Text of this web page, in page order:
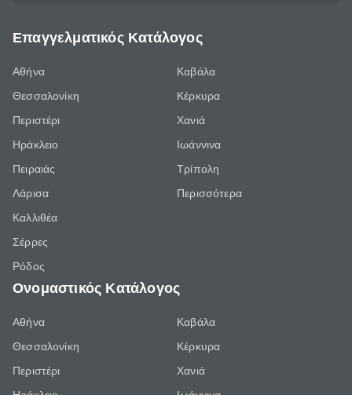
Επαγγελματικός Κατάλογος
Αθήνα
Θεσσαλονίκη
Περιστέρι
Ηράκλειο
Πειραιάς
Λάρισα
Καλλιθέα
Σέρρες
Ρόδος
Καβάλα
Κέρκυρα
Χανιά
Ιωάννινα
Τρίπολη
Περισσότερα
Ονομαστικός Κατάλογος
Αθήνα
Θεσσαλονίκη
Περιστέρι
Καβάλα
Κέρκυρα
Χανιά